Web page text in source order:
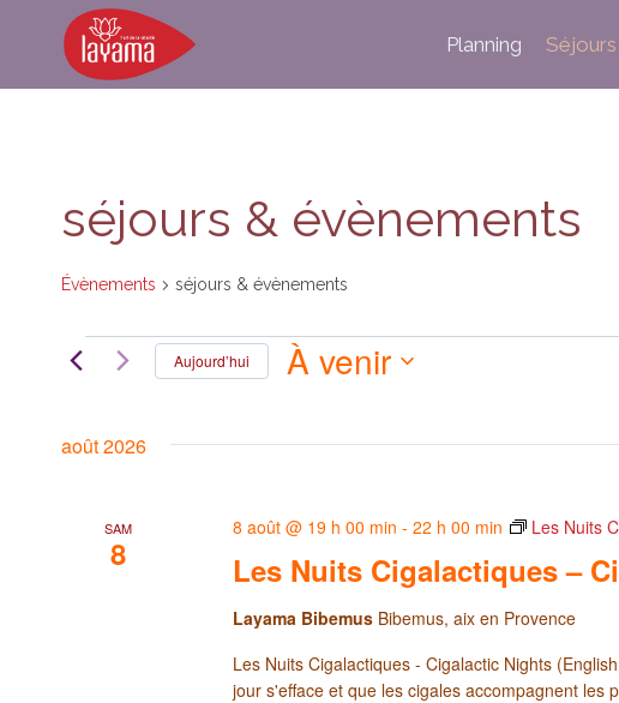
Planning
séjours & évènements
Évènements séjours & évènements
Évènements
Aujourd’hui À venir
août 2026
SAM
8 Les Nuits Cigalactiques –
8 août @ 19 h 00 min -22 h 00 min Les Nuits
Layama Bibemus Bibemus, aix en Provence
Les Nuits Cigalactiques - Cigalactic Nights
jour s'efface et que les cigales accompagnent les